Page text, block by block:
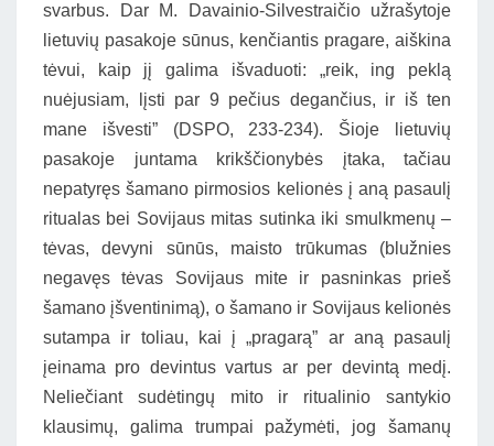
svarbus. Dar M. Davainio-Silvestraičio užrašytoje
lietuvių pasakoje sūnus, kenčiantis pragare, aiškina
tėvui, kaip jį galima išvaduoti: „reik, ing peklą
nuėjusiam, lįsti par 9 pečius degančius, ir iš ten
mane išvesti” (DSPO, 233-234). Šioje lietuvių
pasakoje juntama krikščionybės įtaka, tačiau
nepatyręs šamano pirmosios kelionės į aną pasaulį
ritualas bei Sovijaus mitas sutinka iki smulkmenų –
tėvas, devyni sūnūs, maisto trūkumas (blužnies
negavęs tėvas Sovijaus mite ir pasninkas prieš
šamano įšventinimą), o šamano ir Sovijaus kelionės
sutampa ir toliau, kai į „pragarą” ar aną pasaulį
įeinama pro devintus vartus ar per devintą medį.
Neliečiant sudėtingų mito ir ritualinio santykio
klausimų, galima trumpai pažymėti, jog šamanų